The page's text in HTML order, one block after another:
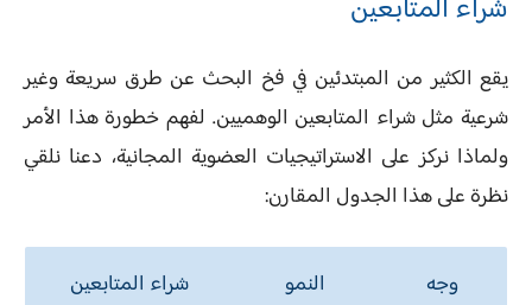
شراء المتابعين
يقع الكثير من المبتدئين في فخ البحث عن طرق سريعة وغير
شرعية مثل شراء المتابعين الوهميين. لفهم خطورة هذا الأمر
ولماذا نركز على الاستراتيجيات العضوية المجانية، دعنا نلقي
نظرة على هذا الجدول المقارن:
وجه
النمو
شراء المتابعين